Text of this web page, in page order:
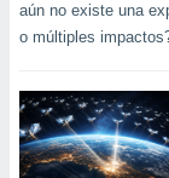
aún no existe una
o múltiples